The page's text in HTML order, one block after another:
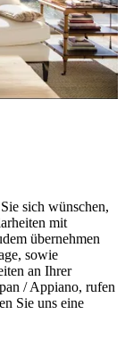
sich wünschen,
mit
übernehmen
sowie
an Ihrer
/ Appiano, rufen
Sie uns eine